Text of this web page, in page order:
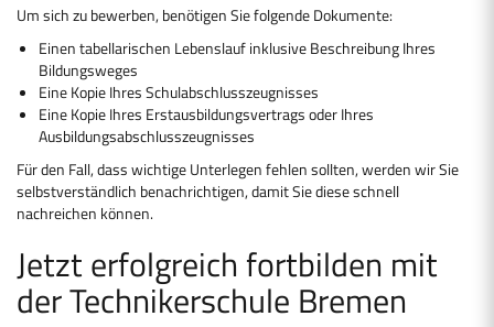
Um sich zu bewerben, benötigen Sie folgende Dokumente:
Einen tabellarischen Lebenslauf inklusive Beschreibung Ihres
Bildungsweges
Eine Kopie Ihres Schulabschlusszeugnisses
Eine Kopie Ihres Erstausbildungsvertrags oder Ihres
Ausbildungsabschlusszeugnisses
Für den Fall, dass wichtige Unterlegen fehlen sollten, werden wir Sie
selbstverständlich benachrichtigen, damit Sie diese schnell
nachreichen können.
Jetzt erfolgreich fortbilden mit
der Technikerschule Bremen